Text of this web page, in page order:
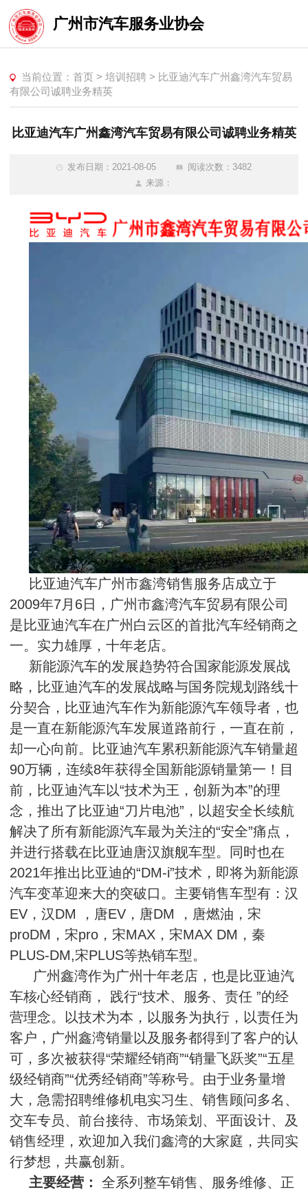
广州市汽车服务业协会
当前位置： 首页 > 培训招聘 > 比亚迪汽车广州鑫湾汽车贸易
有限公司诚聘业务精英
比亚迪汽车广州鑫湾汽车贸易有限公司诚聘业务精英
发布日期：2021-08-05
阅读次数：3482
来源：
比亚迪汽车广州市鑫湾销售服务店成立于
2009年7月6日，广州市鑫湾汽车贸易有限公司
是比亚迪汽车在广州白云区的首批汽车经销商之
一。实力雄厚，十年老店。
新能源汽车的发展趋势符合国家能源发展战
略，比亚迪汽车的发展战略与国务院规划路线十
分契合，比亚迪汽车作为新能源汽车领导者，也
是一直在新能源汽车发展道路前行，一直在前，
却一心向前。比亚迪汽车累积新能源汽车销量超
90万辆，连续8年获得全国新能源销量第一！目
前，比亚迪汽车以“技术为王，创新为本”的理
念，推出了比亚迪“刀片电池”，以超安全长续航
解决了所有新能源汽车最为关注的“安全”痛点，
并进行搭载在比亚迪唐汉旗舰车型。同时也在
2021年推出比亚迪的“DM-i”技术，即将为新能源
汽车变革迎来大的突破口。主要销售车型有：汉
EV，汉DM ，唐EV，唐DM ，唐燃油，宋
proDM，宋pro，宋MAX，宋MAX DM，秦
PLUS-DM,宋PLUS等热销车型。
广州鑫湾作为广州十年老店，也是比亚迪汽
车核心经销商， 践行“技术、服务、责任 ”的经
营理念。以技术为本，以服务为执行，以责任为
客户，广州鑫湾销量以及服务都得到了客户的认
可，多次被获得“荣耀经销商”“销量飞跃奖”“五星
级经销商”“优秀经销商”等称号。由于业务量增
大，急需招聘维修机电实习生、销售顾问多名、
交车专员、前台接待、市场策划、平面设计、及
销售经理，欢迎加入我们鑫湾的大家庭，共同实
行梦想，共赢创新。
主要经营：
全系列整车销售、服务维修、正